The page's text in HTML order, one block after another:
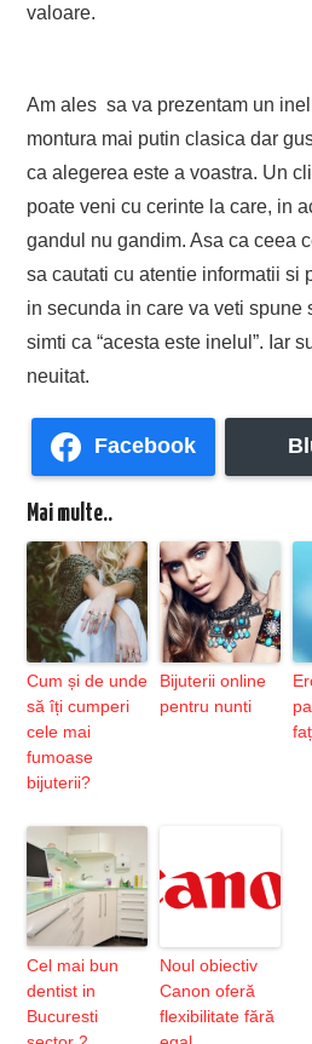
valoare.
Am ales sa va prezentam un
montura mai putin clasica dar
ca alegerea este a voastra. Un
poate veni cu cerinte la care, in
gandul nu gandim. Asa ca ceea
sa cautati cu atentie informatii si
in secunda in care va veti spune
simti ca “acesta este inelul”. Iar
neuitat.
Facebook
Mai multe..
Cum și de unde
să îți cumperi
cele mai
fumoase
bijuterii?
Bijuterii online
pentru nunti
Cel mai bun
dentist in
Bucuresti
Noul obiectiv
Canon oferă
flexibilitate fără